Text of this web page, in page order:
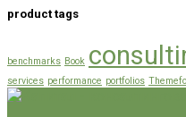
product tags
benchmarks Book
services performance portfolios